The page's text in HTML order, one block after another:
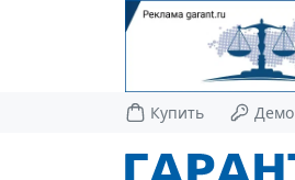
Купить Демо